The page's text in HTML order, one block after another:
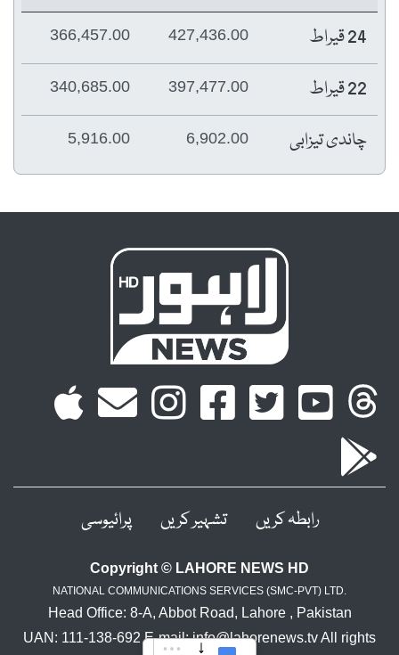
24 قیراط
427,436.00
366,457.00
22 قیراط 397,477.00
340,685.00
چاندی تیزابی 6,902.00
5,916.00
رابطہ کریں تشہیر کریں پرائیوسی
Copyright © LAHORE NEWS HD
NATIONAL COMMUNICATIONS SERVICES (SMC-PVT) LTD.
Head Office: 8-A, Abbot Road, Lahore , Pakistan
UAN: 111-138-692 E-mail: info@lahorenews.tv All rights